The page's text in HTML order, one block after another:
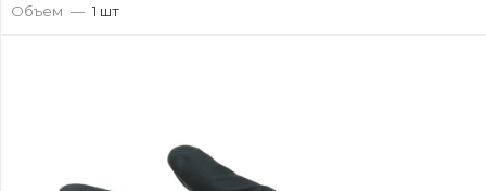
Объем — 1 шт